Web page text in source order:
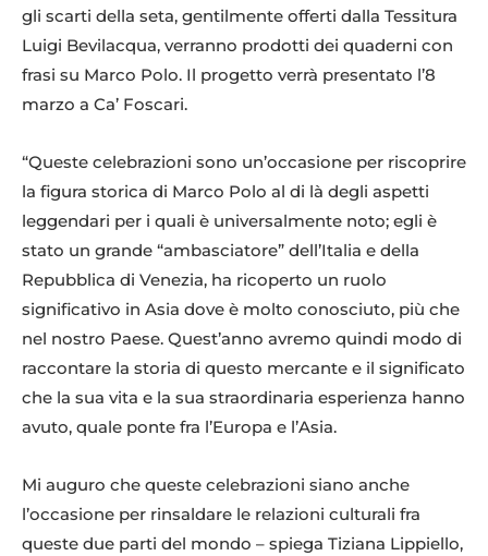
gli scarti della seta, gentilmente offerti dalla Tessitura
Luigi Bevilacqua, verranno prodotti dei quaderni con
frasi su Marco Polo. Il progetto verrà presentato l’8
marzo a Ca’ Foscari.
“Queste celebrazioni sono un’occasione per riscoprire
la figura storica di Marco Polo al di là degli aspetti
leggendari per i quali è universalmente noto; egli è
stato un grande “ambasciatore” dell’Italia e della
Repubblica di Venezia, ha ricoperto un ruolo
significativo in Asia dove è molto conosciuto, più che
nel nostro Paese. Quest’anno avremo quindi modo di
raccontare la storia di questo mercante e il significato
che la sua vita e la sua straordinaria esperienza hanno
avuto, quale ponte fra l’Europa e l’Asia.
Mi auguro che queste celebrazioni siano anche
l’occasione per rinsaldare le relazioni culturali fra
queste due parti del mondo – spiega Tiziana Lippiello,